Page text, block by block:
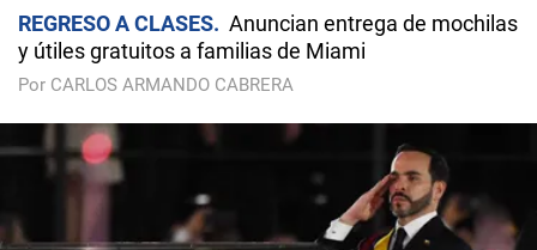
REGRESO A CLASES
Anuncian entrega de mochilas
y útiles gratuitos a familias de Miami
Por CARLOS ARMANDO CABRERA